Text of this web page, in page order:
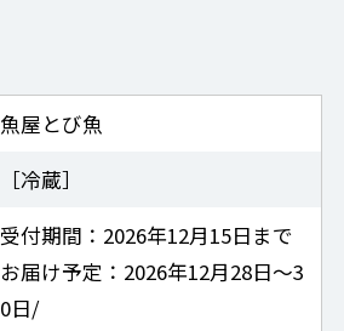
魚屋とび魚
［冷蔵］
受付期間：2026年12月15日まで
お届け予定：2026年12月28日～3
0日/